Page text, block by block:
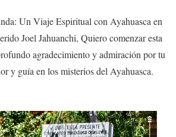
Un Viaje Espiritual con Ayahuasca en
Joel Jahuanchi, Quiero comenzar esta
agradecimiento y admiración por tu
y guía en los misterios del Ayahuasca.